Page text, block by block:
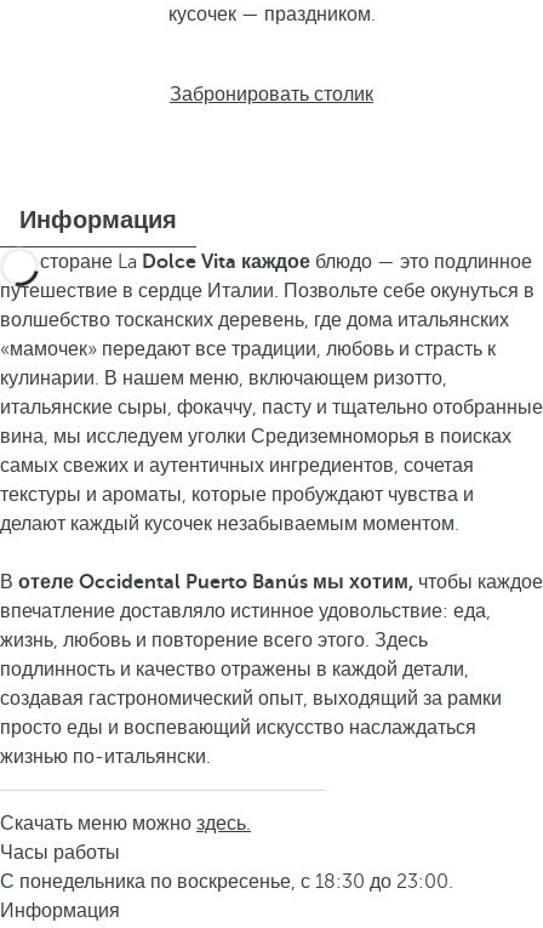
кусочек — праздником.
Забронировать столик
Информация
В ресторане La Dolce Vita каждое блюдо — это подлинное
путешествие в сердце Италии. Позвольте себе окунуться в
волшебство тосканских деревень, где дома итальянских
«мамочек» передают все традиции, любовь и страсть к
кулинарии. В нашем меню, включающем ризотто,
итальянские сыры, фокаччу, пасту и тщательно отобранные
вина, мы исследуем уголки Средиземноморья в поисках
самых свежих и аутентичных ингредиентов, сочетая
текстуры и ароматы, которые пробуждают чувства и
делают каждый кусочек незабываемым моментом.
В отеле Occidental Puerto Banús мы хотим, чтобы каждое
впечатление доставляло истинное удовольствие: еда,
жизнь, любовь и повторение всего этого. Здесь
подлинность и качество отражены в каждой детали,
создавая гастрономический опыт, выходящий за рамки
просто еды и воспевающий искусство наслаждаться
жизнью по-итальянски.
Скачать меню можно здесь.
Часы работы
С понедельника по воскресенье, с 18:30 до 23:00.
Информация